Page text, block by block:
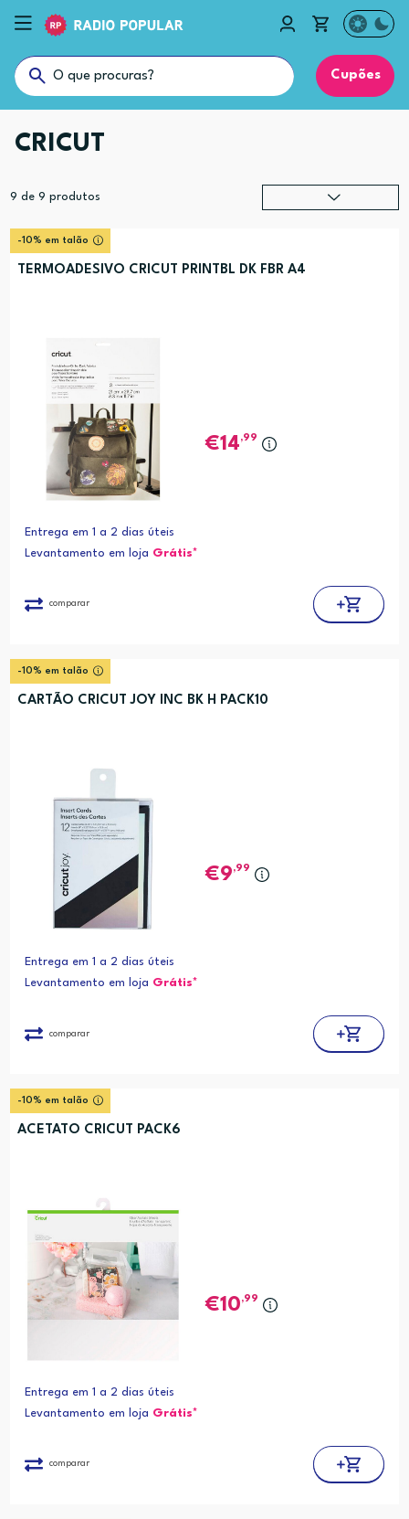
Cupões
CRICUT
9 de 9 produtos
-10% em talão
TERMOADESIVO CRICUT PRINTBL DK FBR A4
14,99
Entrega em 1 a 2 dias úteis
Levantamento em loja Grátis*
comparar
-10% em talão
CARTÃO CRICUT JOY INC BK H PACK10
9,99
Entrega em 1 a 2 dias úteis
Levantamento em loja Grátis*
comparar
-10% em talão
ACETATO CRICUT PACK6
10,99
Entrega em 1 a 2 dias úteis
Levantamento em loja Grátis*
comparar